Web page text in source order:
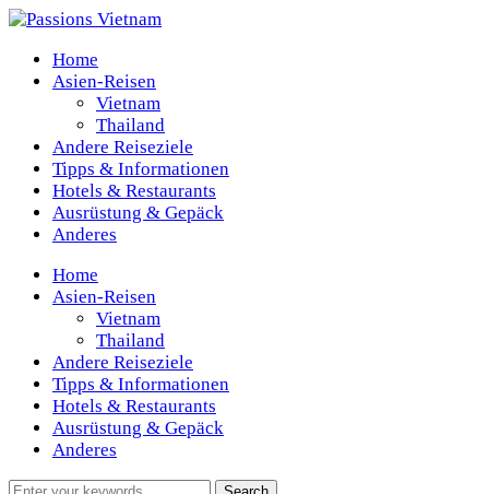
Home
Asien-Reisen
Vietnam
Thailand
Andere Reiseziele
Tipps & Informationen
Hotels & Restaurants
Ausrüstung & Gepäck
Anderes
Home
Asien-Reisen
Vietnam
Thailand
Andere Reiseziele
Tipps & Informationen
Hotels & Restaurants
Ausrüstung & Gepäck
Anderes